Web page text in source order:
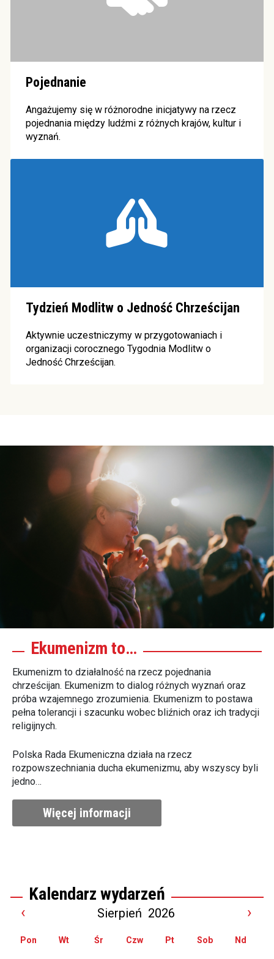
Pojednanie
Angażujemy się w różnorodne inicjatywy na rzecz
pojednania między ludźmi z różnych krajów, kultur i
wyznań.
Tydzień Modlitw o Jedność Chrześcijan
Aktywnie uczestniczymy w przygotowaniach i
organizacji corocznego Tygodnia Modlitw o
Jedność Chrześcijan.
Ekumenizm to…
Ekumenizm to działalność na rzecz pojednania
chrześcijan. Ekumenizm to dialog różnych wyznań oraz
próba wzajemnego zrozumienia. Ekumenizm to postawa
pełna tolerancji i szacunku wobec bliźnich oraz ich tradycji
religijnych.
Polska Rada Ekumeniczna działa na rzecz
rozpowszechniania ducha ekumenizmu, aby wszyscy byli
jedno…
Więcej informacji
Kalendarz wydarzeń
‹ Sierpień 2026 ›
Pon Wt Śr Czw Pt Sob Nd